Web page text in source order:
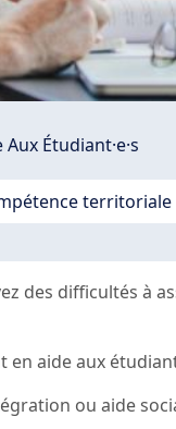
Aux Étudiant·e·s
territoriale
des difficultés à
en aide aux
ou aide